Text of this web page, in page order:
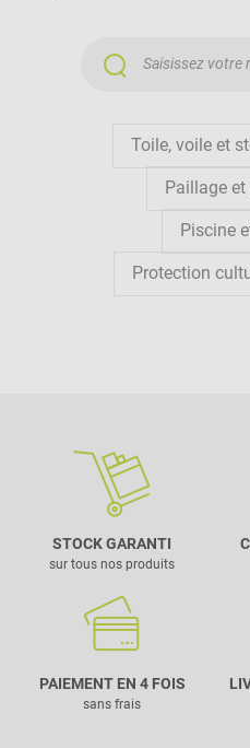
Toile, voile et
Paillage
Piscine
Protection
STOCK GARANTI
sur tous nos produits
PAIEMENT EN 4 FOIS
sans frais